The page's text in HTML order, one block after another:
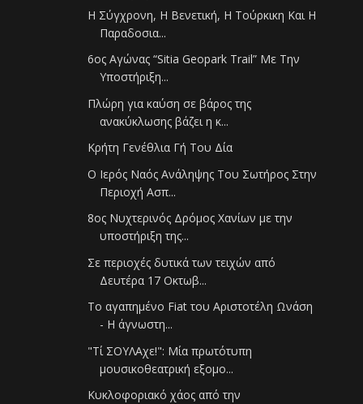
Η Σύγχρονη, Η Βενετική, Η Τούρκικη Και Η
Παραδοσια...
6ος Αγώνας “Sitia Geopark Trail” Με Την
Υποστήριξη...
Πλώρη για καύση σε βάρος της
ανακύκλωσης βάζει η κ...
Κρήτη Γενέθλια Γή Του Δία
Ο Ιερός Ναός Ανάληψης Του Σωτήρος Στην
Περιοχή Ασπ...
8ος Νυχτερινός Δρόμος Χανίων με την
υποστήριξη της...
Σε περιοχές δυτικά των τειχών από
Δευτέρα 17 Οκτωβ...
Το αγαπημένο Fiat του Αριστοτέλη Ωνάση
- Η άγνωστη...
"Τί ΣΟΥΛΑχε!": Μία πρωτότυπη
μουσικοθεατρική εξομο...
Κυκλοφοριακό χάος από την